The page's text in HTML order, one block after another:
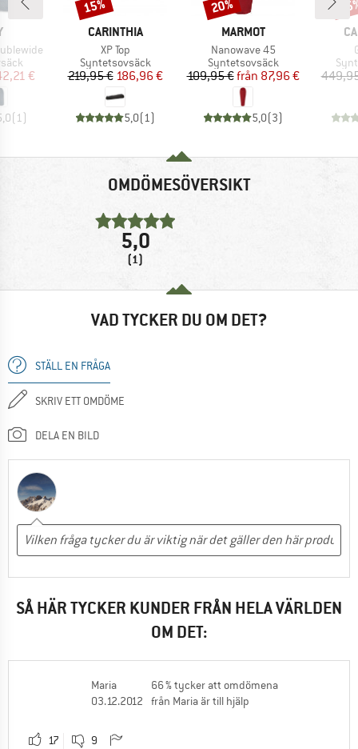
pris
€
(1)
VARUMÄRKE
CARINTHIA
Produkter
XP Top
Produktgrupp
Syntetsovsäck
Pris
219,95 € Reducerat pris
186,96 €
5,0(1)
15%
VARUMÄRKE
MARMOT
Produkter
Nanowave 45
Produktgrupp
Syntetsovsäck
Pris
109,95 € Reducerat pris
från 87,96 €
5,0(3)
20%
OMDÖMESÖVERSIKT
5,0
(1)
VAD TYCKER DU OM DET?
STÄLL EN FRÅGA
SKRIV ETT OMDÖME
DELA EN BILD
SÅ HÄR TYCKER KUNDER FRÅN HELA VÄRLDEN
OM DET:
Maria
03.12.2012
66 % tycker att omdömena
från Maria är till hjälp
17 9